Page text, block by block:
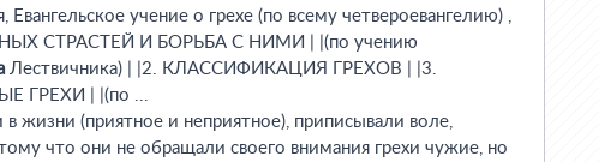
учение о грехе (по всему четвероевангелию) ,
СТРАСТЕЙ И БОРЬБА С НИМИ | |(по учению
Лествичника) | |2. КЛАССИФИКАЦИЯ ГРЕХОВ | |3.
ГРЕХИ | |(по ...
в жизни (приятное и неприятное), приписывали воле,
что они не обращали своего внимания грехи чужие, но